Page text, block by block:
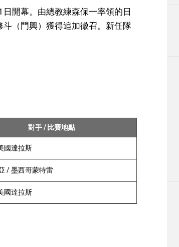
開幕。由總教練森保一率領的日
（門興）獲得追加徵召。新任隊
對手 / 比賽地點
國達拉斯
/ 墨西哥蒙特雷
國達拉斯